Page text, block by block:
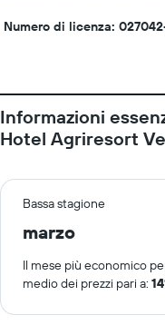
Numero di licenza:
Informazioni
Hotel Agriresort
Bassa stagione
marzo
Il mese più economico
medio dei prezzi pari a: